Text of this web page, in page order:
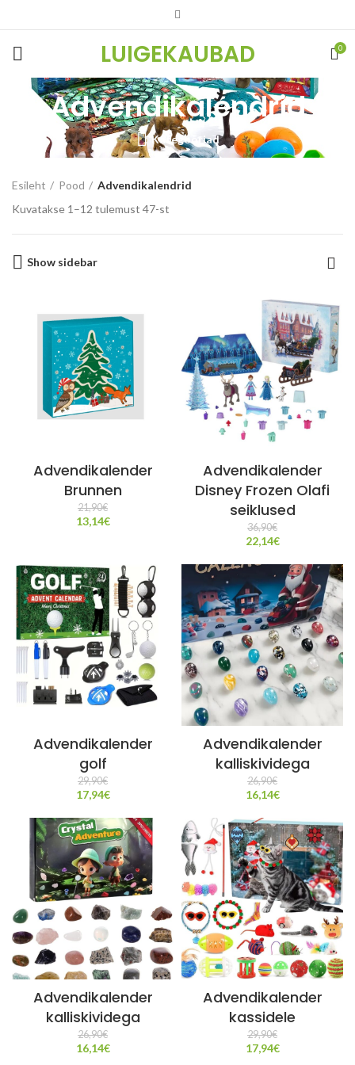
LUIGEKAUBAD 0
Advendikalendrid
Kategooriad
Esileht Pood
Advendikalendrid
Kuvatakse 1–12 tulemust 47-st
Show sidebar
Advendikalender
Brunnen
21,90€
13,14€
Advendikalender
Disney Frozen Olafi
seiklused
36,90€
22,14€
Advendikalender
golf
29,90€
17,94€
Advendikalender
kalliskividega
26,90€
16,14€
Advendikalender
kalliskividega
26,90€
16,14€
Advendikalender
kassidele
29,90€
17,94€